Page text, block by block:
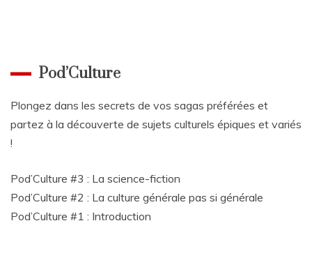
Pod’Culture
Plongez dans les secrets de vos sagas préférées et
partez à la découverte de sujets culturels épiques et variés
!
Pod’Culture #3 : La science-fiction
Pod’Culture #2 : La culture générale pas si générale
Pod’Culture #1 : Introduction